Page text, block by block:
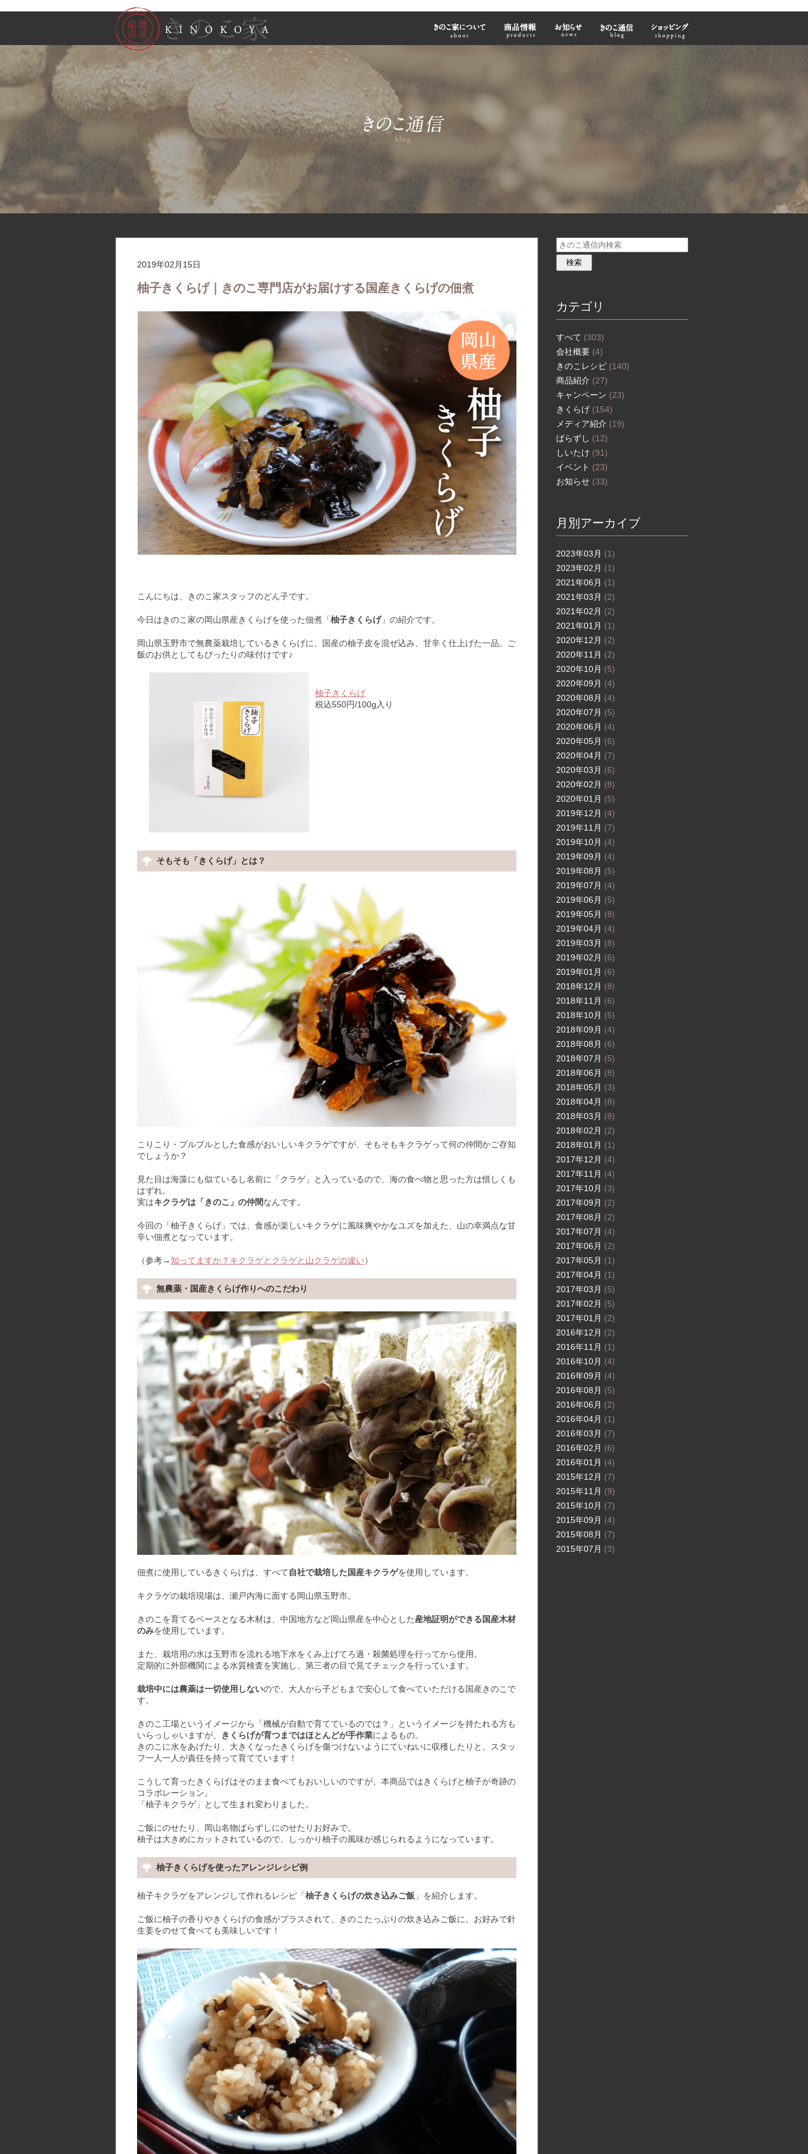
2019年02月15日
柚子きくらげ｜きのこ専門店がお届けする国産きくらげの佃煮
こんにちは、きのこ家スタッフのどん子です。
今日はきのこ家の岡山県産きくらげを使った佃煮「柚子きくらげ」の紹介です。
岡山県玉野市で無農薬栽培しているきくらげに、国産の柚子皮を混ぜ込み、甘辛く仕上げた一品。ご
飯のお供としてもぴったりの味付けです♪
柚子きくらげ
税込550円/100g入り
そもそも「きくらげ」とは？
こりこり・プルプルとした食感がおいしいキクラゲですが、そもそもキクラゲって何の仲間かご存知
でしょうか？
見た目は海藻にも似ているし名前に「クラゲ」と入っているので、海の食べ物と思った方は惜しくも
はずれ。
実はキクラゲは「きのこ」の仲間なんです。
今回の「柚子きくらげ」では、食感が楽しいキクラゲに風味爽やかなユズを加えた、山の幸満点な甘
辛い佃煮となっています。
（参考→知ってますか？キクラゲとクラゲと山クラゲの違い）
無農薬・国産きくらげ作りへのこだわり
佃煮に使用しているきくらげは、すべて 自社で栽培した国産キクラゲを使用しています。
キクラゲの栽培現場は、瀬戸内海に面する岡山県玉野市。
きのこを育てるベースとなる木材は、中国地方など岡山県産を中心とした産地証明ができる国産木材
のみを使用しています。
また、栽培用の水は玉野市を流れる地下水をくみ上げてろ過・殺菌処理を行ってから使用。
定期的に外部機関による水質検査を実施し、第三者の目で見てチェックを行っています。
栽培中には農薬は一切使用しないので、大人から子どもまで安心して食べていただける国産きのこで
す。
きのこ工場というイメージから「機械が自動で育てているのでは？」というイメージを持たれる方も
いらっしゃいますが、
きくらげが育つまではほとんどが手作業によるもの。
きのこに水をあげたり、大きくなったきくらげを傷つけないようにていねいに収穫したりと、スタッ
フ一人一人が責任を持って育てています！
こうして育ったきくらげはそのまま食べてもおいしいのですが、本商品ではきくらげと柚子が奇跡の
コラボレーション。
「柚子キクラゲ」として生まれ変わりました。
ご飯にのせたり、岡山名物ばらずしにのせたりお好みで。
柚子は大きめにカットされているので、しっかり柚子の風味が感じられるようになっています。
柚子きくらげを使ったアレンジレシピ例
柚子キクラゲをアレンジして作れるレシピ「柚子きくらげの炊き込みご飯 」を紹介します。
ご飯に柚子の香りやきくらげの食感がプラスされて、きのこたっぷりの炊き込みご飯に。お好みで針
生姜をのせて食べても美味しいです！
カテゴリ
すべて (303)
会社概要 (4)
きのこレシピ (140)
商品紹介 (27)
キャンペーン (23)
きくらげ (154)
メディア紹介 (19)
ばらずし (12)
しいたけ (91)
イベント (23)
お知らせ (33)
月別アーカイブ
2023年03月 (1)
2023年02月 (1)
2021年06月 (1)
2021年03月 (2)
2021年02月 (2)
2021年01月 (1)
2020年12月 (2)
2020年11月 (2)
2020年10月 (5)
2020年09月 (4)
2020年08月 (4)
2020年07月 (5)
2020年06月 (4)
2020年05月 (6)
2020年04月 (7)
2020年03月 (6)
2020年02月 (8)
2020年01月 (5)
2019年12月 (4)
2019年11月 (7)
2019年10月 (4)
2019年09月 (4)
2019年08月 (5)
2019年07月 (4)
2019年06月 (5)
2019年05月 (8)
2019年04月 (4)
2019年03月 (8)
2019年02月 (6)
2019年01月 (6)
2018年12月 (8)
2018年11月 (6)
2018年10月 (5)
2018年09月 (4)
2018年08月 (6)
2018年07月 (5)
2018年06月 (8)
2018年05月 (3)
2018年04月 (8)
2018年03月 (8)
2018年02月 (2)
2018年01月 (1)
2017年12月 (4)
2017年11月 (4)
2017年10月 (3)
2017年09月 (2)
2017年08月 (2)
2017年07月 (4)
2017年06月 (2)
2017年05月 (1)
2017年04月 (1)
2017年03月 (5)
2017年02月 (5)
2017年01月 (2)
2016年12月 (2)
2016年11月 (1)
2016年10月 (4)
2016年09月 (4)
2016年08月 (5)
2016年06月 (2)
2016年04月 (1)
2016年03月 (7)
2016年02月 (6)
2016年01月 (4)
2015年12月 (7)
2015年11月 (9)
2015年10月 (7)
2015年09月 (4)
2015年08月 (7)
2015年07月 (3)